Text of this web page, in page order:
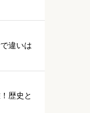
違いは
歴史と